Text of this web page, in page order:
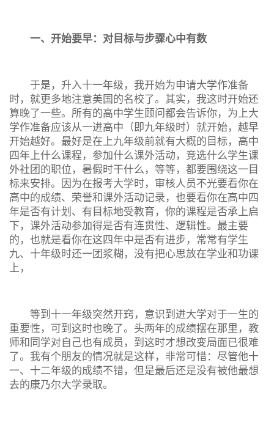
一、开始要早：对目标与步骤心中有数
于是，升入十一年级，我开始为申请大学作准备
时，就更多地注意美国的名校了。其实，我这时开始还
算晚了一些。所有的高中学生顾问都会告诉你，为上大
学作准备应该从一进高中（即九年级时）就开始，越早
开始越好。最好是在上九年级前就有大概的目标，高中
四年上什么课程，参加什么课外活动，竞选什么学生课
外社团的职位，暑假时干什么，等等，都要围绕这一目
标来安排。因为在报考大学时，审核人员不光要看你在
高中的成绩、荣誉和课外活动记录，也要看你在高中四
年是否有计划、有目标地受教育，你的课程是否承上启
下，课外活动参加得是否有连贯性、逻辑性。最主要
的，也就是看你在这四年中是否有进步，常常有学生
九、十年级时还一团浆糊，没有把心思放在学业和功课
上，
等到十一年级突然开窍，意识到进大学对于一生的
重要性，可到这时也晚了。头两年的成绩摆在那里，教
师和同学对自己也有成员，到这时才想改变局面已很难
了。我有个朋友的情况就是这样，非常可惜：尽管他十
一、十二年级的成绩不错，但是最后还是没有被他最想
去的康乃尔大学录取。